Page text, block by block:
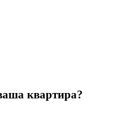
квартира?